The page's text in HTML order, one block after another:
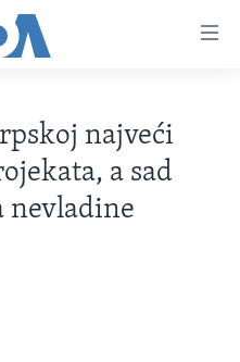
najveći
a sad
nevladine